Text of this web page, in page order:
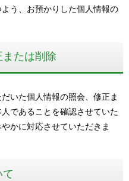
う、お預かりした個人情報の
たは削除
いた個人情報の照会、修正ま
であることを確認させていた
かに対応させていただきま